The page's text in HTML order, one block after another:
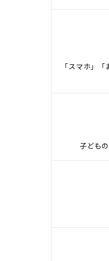
「スマホ」
子ども